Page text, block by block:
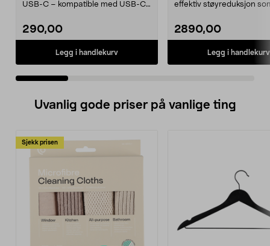
USB-C – kompatible med USB-C-
290,00
Legg i handlekurv
effektiv støyreduksjon
2890,00
Legg i handlekurv
Uvanlig gode priser på vanlige ting
Sjekk prisen